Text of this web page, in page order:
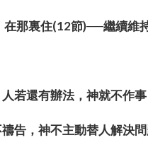
那裏住(12節)──繼續維
若還有辦法，神就不作事
告，神不主動替人解決